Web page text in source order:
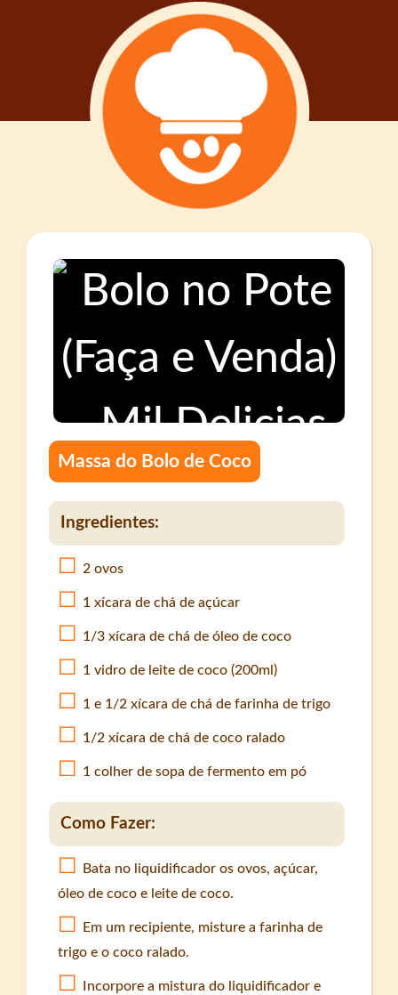
Massa do Bolo de Coco
Ingredientes:
2 ovos
1 xícara de chá de açúcar
1/3 xícara de chá de óleo de coco
1 vidro de leite de coco (200ml)
1 e 1/2 xícara de chá de farinha de trigo
1/2 xícara de chá de coco ralado
1 colher de sopa de fermento em pó
Como Fazer:
Bata no liquidificador os ovos, açúcar,
óleo de coco e leite de coco.
Em um recipiente, misture a farinha de
trigo e o coco ralado.
Incorpore a mistura do liquidificador e